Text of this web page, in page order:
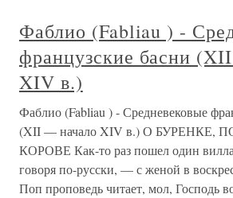
Фаблио (Fabliau ) -
французские басни
XIV в.)
Фаблио (Fabliau ) - Средневековые
(XII — начало XIV в.) О БУРЕНКЕ,
КОРОВЕ Как-то раз пошел один
говоря по-русски, — с женой в
Поп проповедь читает, мол, Господь